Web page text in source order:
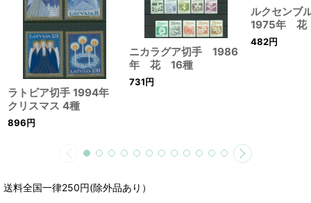
ラトビア切手 1994年
クリスマス 4種
896円
ニカラグア切手 1986
年 花 16種
731円
ルクセン
1975年
482円
送料全国一律250円(除外品あり）